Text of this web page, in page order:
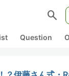
search
Question